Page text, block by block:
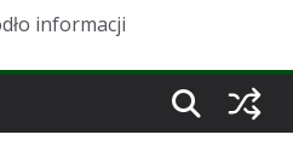
informacji